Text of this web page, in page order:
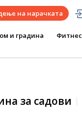
на нарачката
и градина Фитнес
за садови